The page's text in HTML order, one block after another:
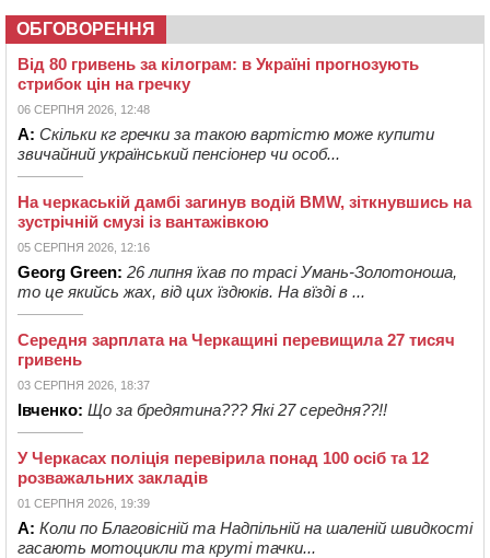
ОБГОВОРЕННЯ
Від 80 гривень за кілограм: в Україні прогнозують
стрибок цін на гречку
06 СЕРПНЯ 2026, 12:48
А: Скільки кг гречки за такою вартістю може купити
звичайний український пенсіонер чи особ...
На черкаській дамбі загинув водій BMW, зіткнувшись на
зустрічній смузі із вантажівкою
05 СЕРПНЯ 2026, 12:16
Georg Green: 26 липня їхав по трасі Умань-Золотоноша,
то це якийсь жах, від цих їздюків. На вїзді в ...
Середня зарплата на Черкащині перевищила 27 тисяч
гривень
03 СЕРПНЯ 2026, 18:37
Івченко: Що за бредятина??? Які 27 середня??!!
У Черкасах поліція перевірила понад 100 осіб та 12
розважальних закладів
01 СЕРПНЯ 2026, 19:39
А: Коли по Благовісній та Надпільній на шаленій швидкості
гасають мотоцикли та круті тачки...